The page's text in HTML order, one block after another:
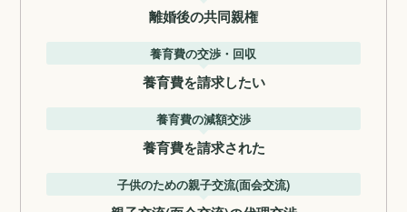
離婚後の共同親権
養育費の交渉・回収
養育費を請求したい
養育費の減額交渉
養育費を請求された
子供のための親子交流(面会交流)